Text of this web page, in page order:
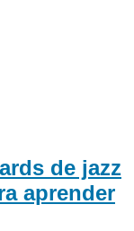
de jazz
aprender